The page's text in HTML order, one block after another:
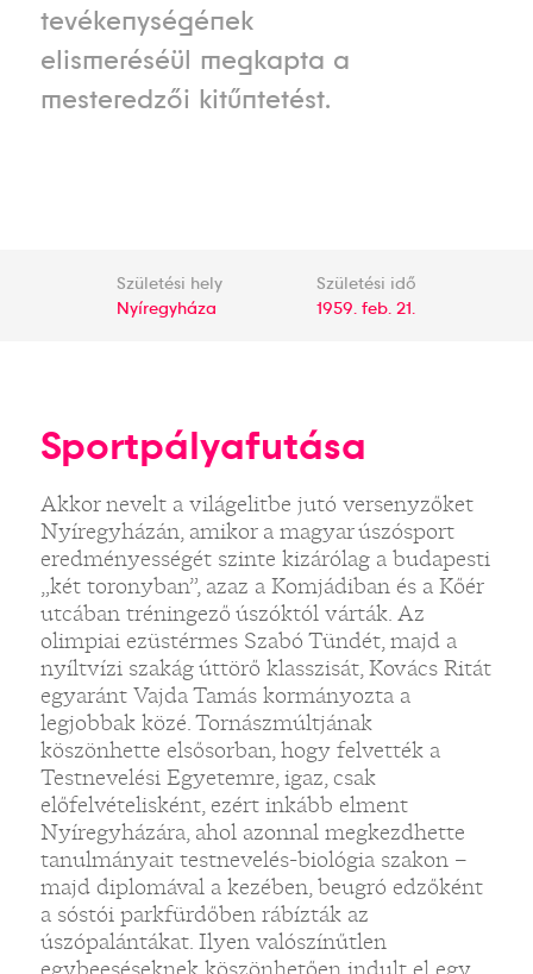
tevékenységének
elismeréséül megkapta a
mesteredzői kitűntetést.
Születési hely
Nyíregyháza
Születési idő
1959. feb. 21.
Sportpályafutása
Akkor nevelt a világelitbe jutó versenyzőket
Nyíregyházán, amikor a magyar úszósport
eredményességét szinte kizárólag a budapesti
„két toronyban”, azaz a Komjádiban és a Kőér
utcában tréningező úszóktól várták. Az
olimpiai ezüstérmes Szabó Tündét, majd a
nyíltvízi szakág úttörő klasszisát, Kovács Ritát
egyaránt Vajda Tamás kormányozta a
legjobbak közé. Tornászmúltjának
köszönhette elsősorban, hogy felvették a
Testnevelési Egyetemre, igaz, csak
előfelvételisként, ezért inkább elment
Nyíregyházára, ahol azonnal megkezdhette
tanulmányait testnevelés-biológia szakon –
majd diplomával a kezében, beugró edzőként
a sóstói parkfürdőben rábízták az
úszópalántákat. Ilyen valószínűtlen